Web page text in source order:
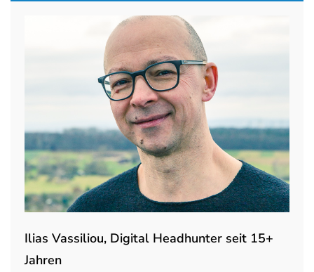
Ilias Vassiliou, Digital Headhunter seit 15+
Jahren